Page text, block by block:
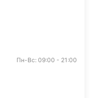
Пн-Вс: 09:00 - 21:00